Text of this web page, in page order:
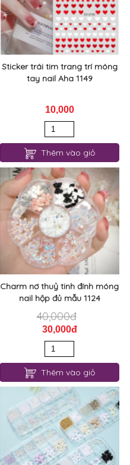
Sticker trái tim trang trí móng
tay nail Aha 1149
10,000
Thêm vào giỏ
Charm nơ thuỷ tinh đính móng
nail hộp đủ mẫu 1124
40,000đ
30,000đ
Thêm vào giỏ